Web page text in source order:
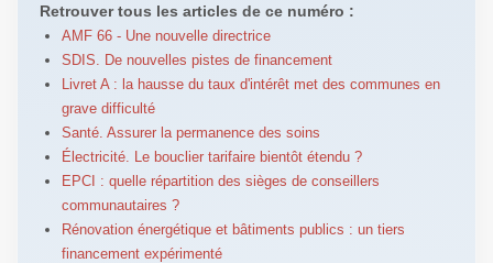
Retrouver tous les articles de ce numéro :
AMF 66 - Une nouvelle directrice
SDIS. De nouvelles pistes de financement
Livret A : la hausse du taux d'intérêt met des communes en
grave difficulté
Santé. Assurer la permanence des soins
Électricité. Le bouclier tarifaire bientôt étendu ?
EPCI : quelle répartition des sièges de conseillers
communautaires ?
Rénovation énergétique et bâtiments publics : un tiers
financement expérimenté